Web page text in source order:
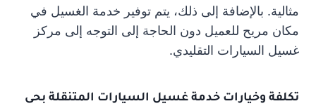
مثالية. بالإضافة إلى ذلك، يتم توفير خدمة الغسيل في
مكان مريح للعميل دون الحاجة إلى التوجه إلى مركز
غسيل السيارات التقليدي.
تكلفة وخيارات خدمة غسيل السيارات المتنقلة بحى